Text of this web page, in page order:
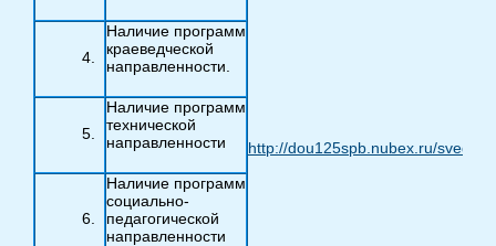
http://dou125spb.nubex.ru/
Наличие программ
краеведческой
направленности.
Наличие программ
технической
направленности
Наличие программ
социально-
педагогической
направленности